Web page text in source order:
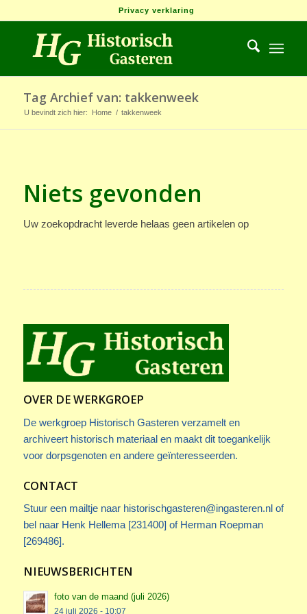
Privacy verklaring
Tag Archief van: takkenweek
U bevindt zich hier: Home / takkenweek
Niets gevonden
Uw zoekopdracht leverde helaas geen artikelen op
OVER DE WERKGROEP
De werkgroep Historisch Gasteren verzamelt en
archiveert historisch materiaal en maakt dit toegankelijk
voor dorpsgenoten en andere geïnteresseerden.
CONTACT
Stuur een mailtje naar historischgasteren@ingasteren.nlof
bel naar Henk Hellema [231400] of Herman Roepman
[269486].
NIEUWSBERICHTEN
foto van de maand (juli 2026)
24 juli 2026 - 10:07